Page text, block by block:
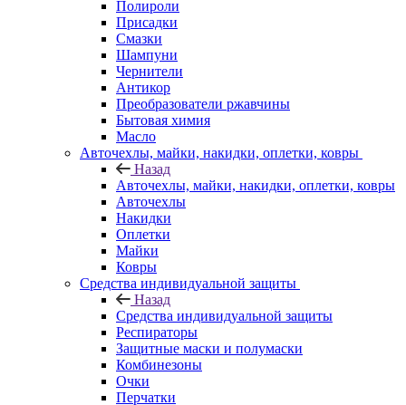
Полироли
Присадки
Смазки
Шампуни
Чернители
Антикор
Преобразователи ржавчины
Бытовая химия
Масло
Авточехлы, майки, накидки, оплетки, ковры
Назад
Авточехлы, майки, накидки, оплетки, ковры
Авточехлы
Накидки
Оплетки
Майки
Ковры
Средства индивидуальной защиты
Назад
Средства индивидуальной защиты
Респираторы
Защитные маски и полумаски
Комбинезоны
Очки
Перчатки